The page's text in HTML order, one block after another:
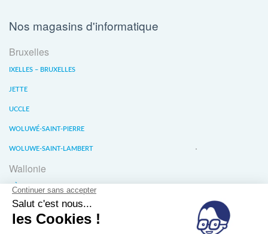
Nos magasins d'informatique
Bruxelles
IXELLES – BRUXELLES
JETTE
UCCLE
WOLUWÉ-SAINT-PIERRE
WOLUWE-SAINT-LAMBERT
Wallonie
LIÈGE
WATERLOO
WAVRE